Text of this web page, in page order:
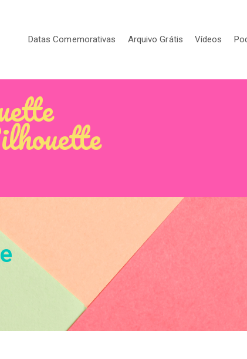
Datas Comemorativas Arquivo Grátis Vídeos